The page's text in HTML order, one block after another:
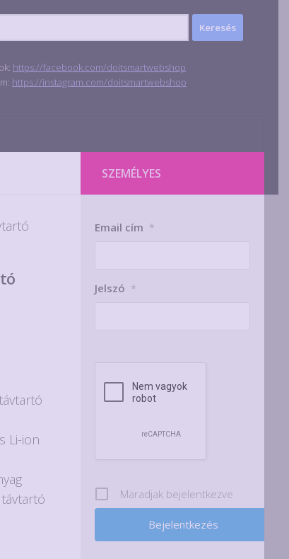
https://facebook.com/doitsmartwebshop
https://instagram.com/doitsmartwebshop
Li-ion
SZEMÉLYES
Email cím *
Jelszó *
Maradjak bejelentkezve